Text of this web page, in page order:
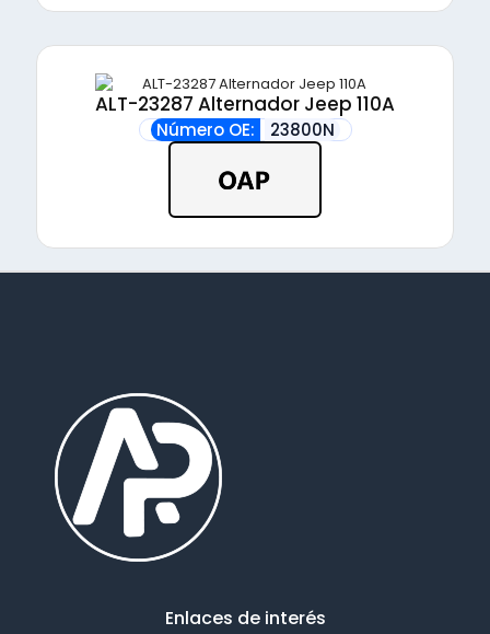
ALT-23287 Alternador Jeep 110A
Número OE: 23800N
Enlaces de interés